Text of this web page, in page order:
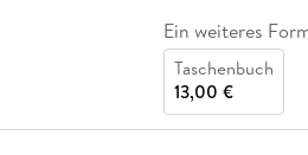
Ein weiteres
Taschenbuch
13,00 €